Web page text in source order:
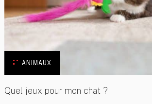
ANIMAUX
Quel jeux pour mon chat ?